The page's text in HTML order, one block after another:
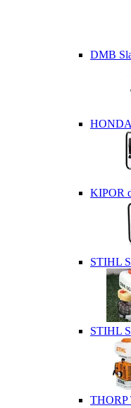
DMB
KIPOR
STIHL
STIHL
THORP